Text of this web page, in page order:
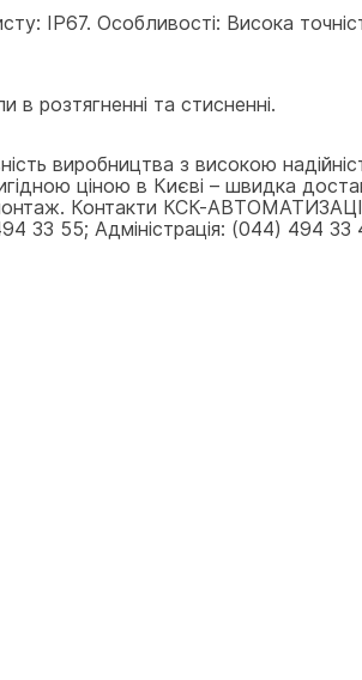
IP67. Особливості: Висока
в розтягненні та стисненні.
виробництва з високою
ціною в Києві – швидка
монтаж. Контакти КСК-
33 55; Адміністрація: (044) 494 33